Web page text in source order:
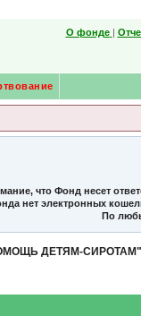
О фонде |
что Фонд несет
нет электронных
По
ДЕТЯМ-СИРОТАМ"